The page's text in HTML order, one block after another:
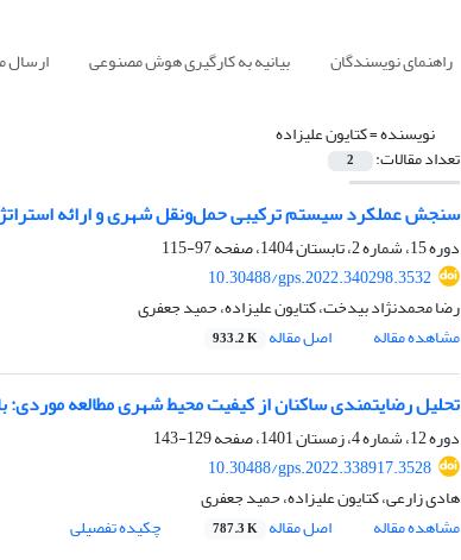
راهنمای نویسندگان بیانیه به کارگیری هوش مصنوعی ارسال
نویسنده =کتایون علیزاده
تعداد مقالات: 2
سنجش عملکرد سیستم ترکیبی حمل‌ونقل شهری و ارائه
دوره 15، شماره 2، تابستان 1404، صفحه
97-115
10.30488/gps.2022.340298.3532
رضا محمدنژاد بیدخت، کتایون علیزاده، حمید جعفری
مشاهده مقاله
اصل مقاله 933.2 K
تحلیل رضایتمندی ساکنان از کیفیت محیط شهری مطالعه
دوره 12، شماره 4، زمستان 1401، صفحه
129-143
10.30488/gps.2022.338917.3528
هادی زارعی، کتایون علیزاده، حمید جعفری
مشاهده مقاله
اصل مقاله 787.3 K چکیده تفصیلی